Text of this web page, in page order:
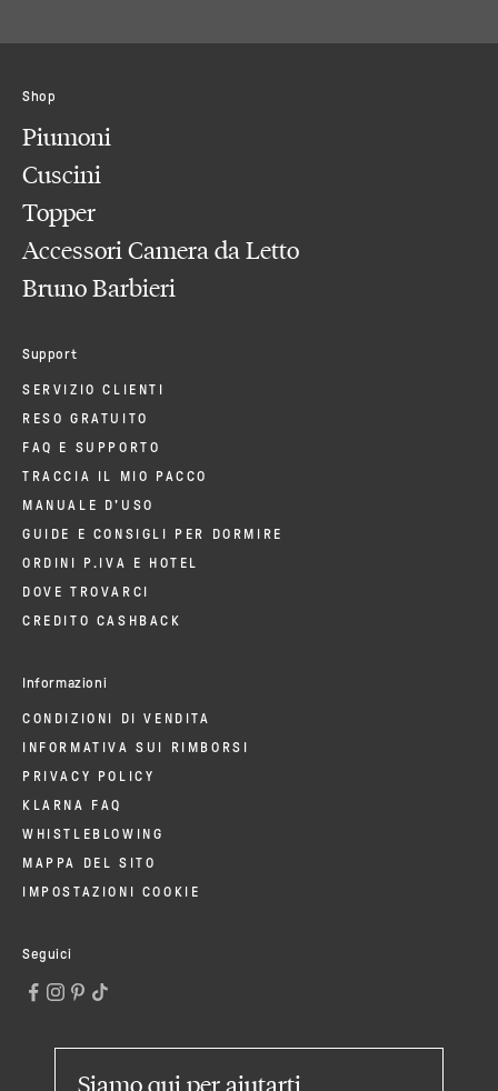
Shop
Piumoni
Cuscini
Topper
Accessori Camera da Letto
Bruno Barbieri
Support
SERVIZIO CLIENTI
RESO GRATUITO
FAQ E SUPPORTO
TRACCIA IL MIO PACCO
MANUALE D'USO
GUIDE E CONSIGLI PER DORMIRE
ORDINI P.IVA E HOTEL
DOVE TROVARCI
CREDITO CASHBACK
Informazioni
CONDIZIONI DI VENDITA
INFORMATIVA SUI RIMBORSI
PRIVACY POLICY
KLARNA FAQ
WHISTLEBLOWING
MAPPA DEL SITO
IMPOSTAZIONI COOKIE
Seguici
Siamo qui per aiutarti